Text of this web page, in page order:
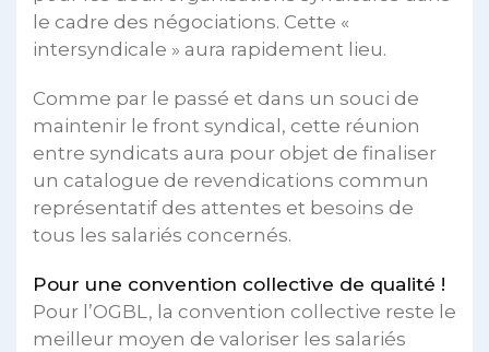
le cadre des négociations. Cette «
intersyndicale » aura rapidement lieu.
Comme par le passé et dans un souci de
maintenir le front syndical, cette réunion
entre syndicats aura pour objet de finaliser
un catalogue de revendications commun
représentatif des attentes et besoins de
tous les salariés concernés.
Pour une convention collective de qualité !
Pour l’OGBL, la convention collective reste le
meilleur moyen de valoriser les salariés